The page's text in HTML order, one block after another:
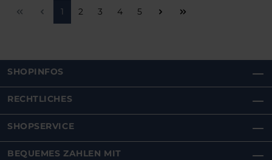
Seite
1 Seite
2 Seite
3 Seite
4 Seite
5
SHOPINFOS
RECHTLICHES
SHOPSERVICE
BEQUEMES ZAHLEN MIT